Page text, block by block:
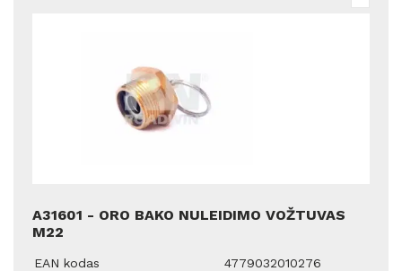
A31601 - ORO BAKO NULEIDIMO VOŽTUVAS
M22
EAN kodas
4779032010276